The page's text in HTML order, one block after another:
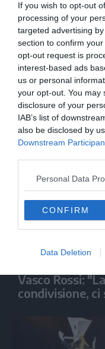
If you wish to opt-out
processing of your
targeted advertising
section to confirm
opt-out request is
interest-based ads
us or personal
your opt-out. You may
disclosure of your
IAB’s list of
also be disclosed by
Downstream
Personal Data
CONFIRM
Data Deletion
SPETTACOLO
Senza
in circolo
Vasco Rossi:
condivisione, ci